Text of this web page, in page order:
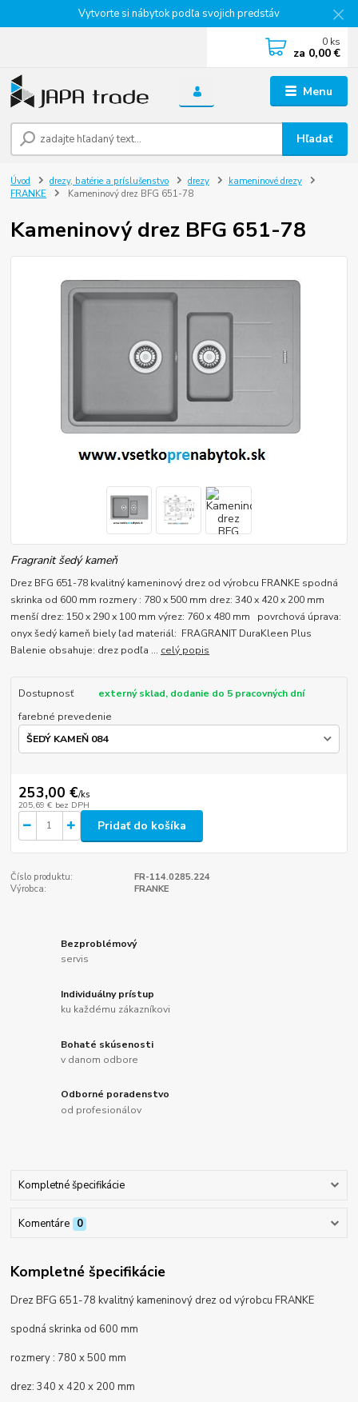
Vytvorte si nábytok podľa svojich predstáv
Menu
Hľadať
0 ks
za 0,00 €
Úvod drezy, batérie a príslušenstvo drezy
kameninové drezy
FRANKE
Kameninový drez BFG 651-78
Kameninový drez BFG 651-78
Fragranit šedý kameň
Drez BFG 651-78 kvalitný kameninový drez od výrobcu FRANKE spodná
skrinka od 600 mm rozmery : 780 x 500 mm drez: 340 x 420 x 200 mm
menší drez: 150 x 290 x 100 mm výrez: 760 x 480 mm povrchová úprava:
onyx šedý kameň biely ľad materiál: FRAGRANIT DuraKleen Plus
Balenie obsahuje: drez podľa ... celý popis
Dostupnosť
externý sklad, dodanie do 5 pracovných dní
farebné prevedenie
253,00 €/ks
205,69 € bez DPH
Pridať do košíka
Číslo produktu:
FR-114.0285.224
Výrobca:
FRANKE
Bezproblémový
servis
Individuálny prístup
ku každému zákazníkovi
Bohaté skúsenosti
v danom odbore
Odborné poradenstvo
od profesionálov
Kompletné špecifikácie
Komentáre 0
Kompletné špecifikácie
Drez BFG 651-78 kvalitný kameninový drez od výrobcu FRANKE
spodná skrinka od 600 mm
rozmery : 780 x 500 mm
drez:340 x 420 x 200 mm